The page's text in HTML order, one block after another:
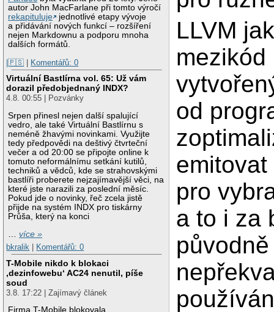
autor John MacFarlane při tomto výročí
rekapituluje
jednotlivé etapy vývoje
a přidávání nových funkcí – rozšíření
nejen Markdownu a podporu mnoha
dalších formátů.
|🇵🇸 | Komentářů: 0
Virtuální Bastlírna vol. 65: Už vám
dorazil předobjednaný INDX?
4.8. 00:55 | Pozvánky
Srpen přinesl nejen další spalující
vedro, ale také Virtuální Bastlírnu s
neméně žhavými novinkami. Využijte
tedy předpovědi na deštivý čtvrteční
večer a od 20:00 se připojte online k
tomuto neformálnímu setkání kutilů,
techniků a vědců, kde se strahovskými
bastlíři proberete nejzajímavější věci, na
které jste narazili za poslední měsíc.
Pokud jde o novinky, řeč zcela jistě
přijde na systém INDX pro tiskárny
Průša, který na konci
…více »
bkralik
Komentářů: 0
T-Mobile nikdo k blokaci
‚dezinfowebu‘ AC24 nenutil, píše
soud
3.8. 17:22 | Zajímavý článek
Firma T-Mobile blokovala
LLVM
mezikód
od
pro
a to i za